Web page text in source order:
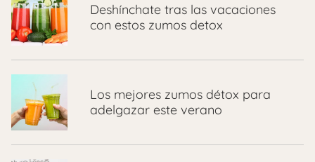
Deshínchate tras las vacaciones
con estos zumos detox
Los mejores zumos détox para
adelgazar este verano